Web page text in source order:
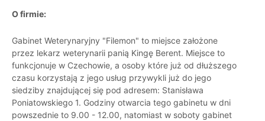
O firmie:
Gabinet Weterynaryjny "Filemon" to miejsce założone
przez lekarz weterynarii panią Kingę Berent. Miejsce to
funkcjonuje w Czechowie, a osoby które już od dłuższego
czasu korzystają z jego usług przywykli już do jego
siedziby znajdującej się pod adresem: Stanisława
Poniatowskiego 1. Godziny otwarcia tego gabinetu w dni
powszednie to 9.00 - 12.00, natomiast w soboty gabinet